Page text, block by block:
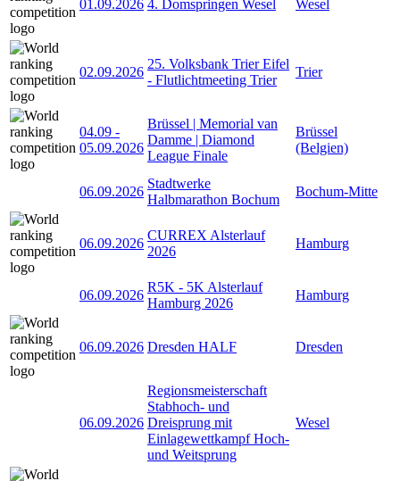
01.09.2026 4. Domspringen Wesel Wesel
02.09.2026
25. Volksbank Trier Eifel
- Flutlichtmeeting Trier
Trier
04.09 -
05.09.2026
Brüssel | Memorial van
Damme | Diamond
League Finale
Brüssel
(Belgien)
06.09.2026
Stadtwerke
Halbmarathon Bochum
Bochum-Mitte
06.09.2026
CURREX Alsterlauf
2026
Hamburg
06.09.2026
R5K - 5K Alsterlauf
Hamburg 2026
Hamburg
06.09.2026 Dresden HALF Dresden
06.09.2026
Regionsmeisterschaft
Stabhoch- und
Dreisprung mit
Einlagewettkampf Hoch-
und Weitsprung
Wesel